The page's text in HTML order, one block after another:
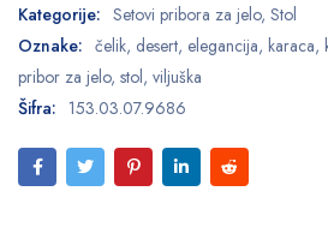
Kategorije: Setovi pribora za jelo, Stol
Oznake: čelik, desert, elegancija, karaca,
pribor za jelo, stol, viljuška
Šifra: 153.03.07.9686